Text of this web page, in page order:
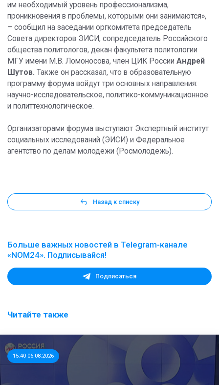
им необходимый уровень профессионализма,
проникновения в проблемы, которыми они занимаются»,
– сообщил на заседании оргкомитета председатель
Совета директоров ЭИСИ, сопредседатель Российского
общества политологов, декан факультета политологии
МГУ имени М.В. Ломоносова, член ЦИК России Андрей
Шутов. Также он рассказал, что в образовательную
программу форума войдут три основных направления:
научно-исследовательское, политико-коммуникационное
и политтехнологическое.
Организаторами форума выступают Экспертный институт
социальных исследований (ЭИСИ) и Федеральное
агентство по делам молодежи (Росмолодежь).
Назад к списку
Больше важных новостей в Telegram-канале
«NOM24». Подписывайся!
Подписаться
Читайте также
15:40 06.08.2026